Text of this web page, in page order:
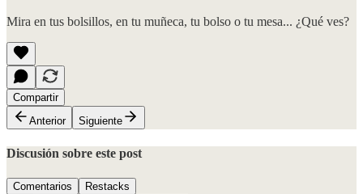
Mira en tus bolsillos, en tu muñeca, tu bolso o tu mesa... ¿Qué ves?
Compartir
Anterior
Siguiente
Discusión sobre este post
Comentarios Restacks